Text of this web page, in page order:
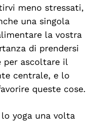
meno stressati,
una singola
la vostra
di prendersi
per ascoltare il
centrale, e lo
queste cose.
yoga una volta